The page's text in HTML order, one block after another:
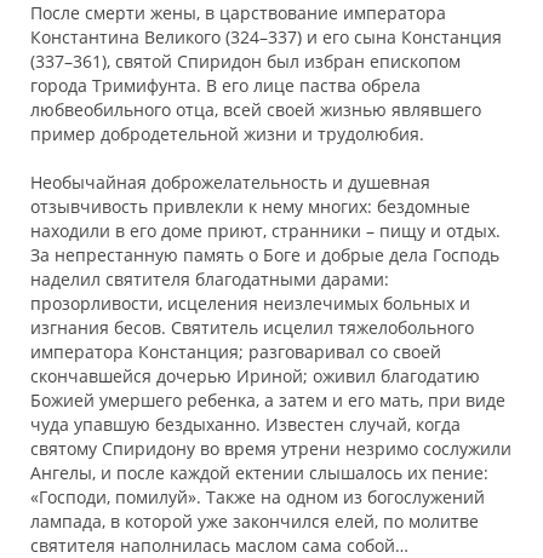
После смерти жены, в царствование императора
Константина Великого (324–337) и его сына Констанция
(337–361), святой Спиридон был избран епископом
города Тримифунта. В его лице паства обрела
любвеобильного отца, всей своей жизнью являвшего
пример добродетельной жизни и трудолюбия.
Необычайная доброжелательность и душевная
отзывчивость привлекли к нему многих: бездомные
находили в его доме приют, странники – пищу и отдых.
За непрестанную память о Боге и добрые дела Господь
наделил святителя благодатными дарами:
прозорливости, исцеления неизлечимых больных и
изгнания бесов. Святитель исцелил тяжелобольного
императора Констанция; разговаривал со своей
скончавшейся дочерью Ириной; оживил благодатию
Божией умершего ребенка, а затем и его мать, при виде
чуда упавшую бездыханно. Известен случай, когда
святому Спиридону во время утрени незримо сослужили
Ангелы, и после каждой ектении слышалось их пение:
«Господи, помилуй». Также на одном из богослужений
лампада, в которой уже закончился елей, по молитве
святителя наполнилась маслом сама собой…